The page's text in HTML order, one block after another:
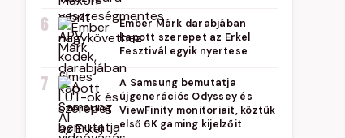
6
Ember Márk darabjában
kapott szerepet az Erkel
Fesztivál egyik nyertese
7
A Samsung bemutatja
újgenerációs Odyssey és
ViewFinity monitoriait, köztük
első 6K gaming kijelzőit